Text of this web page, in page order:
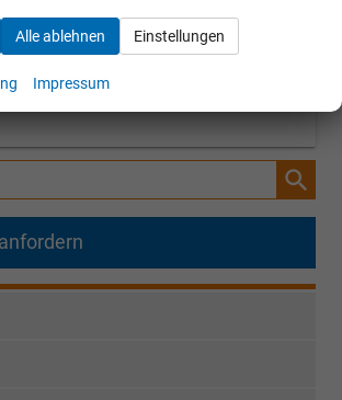
» Angebotdetails
Alle ablehnen Einstellungen
Impressum